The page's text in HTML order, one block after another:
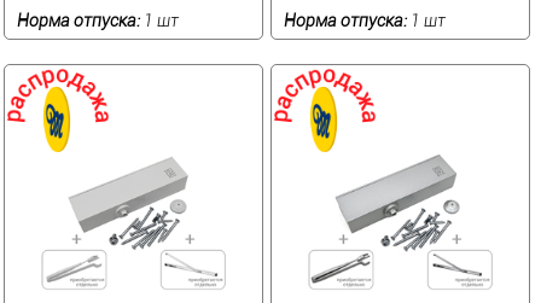
Норма отпуска: 1 шт Норма отпуска: 1 шт